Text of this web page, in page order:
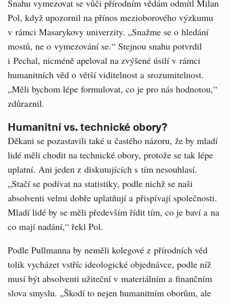
Snahu vymezovat se vůči přírodním vědám odmítl Milan
Pol, když upozornil na přínos mezioborového výzkumu
v rámci Masarykovy univerzity. „Snažme se o hledání
mostů, ne o vymezování se.“ Stejnou snahu potvrdil
i Pechal, nicméně apeloval na zvýšené úsilí v rámci
humanitních věd o větší viditelnost a srozumitelnost.
„Měli bychom lépe formulovat, co je pro nás hodnotou,“
zdůraznil.
Humanitní vs. technické obory?
Děkani se pozastavili také u častého názoru, že by mladí
lidé měli chodit na technické obory, protože se tak lépe
uplatní. Ani jeden z diskutujících s tím nesouhlasí.
„Stačí se podívat na statistiky, podle nichž se naši
absolventi velmi dobře uplatňují a přispívají společnosti.
Mladí lidé by se měli především řídit tím, co je baví a na
co mají nadání,“ řekl Pol.
Podle Pullmanna by neměli kolegové z přírodních věd
tolik vycházet vstříc ideologické objednávce, podle níž
musí být absolventi užiteční v materiálním a finančním
slova smyslu. „Škodí to nejen humanitním oborům, ale